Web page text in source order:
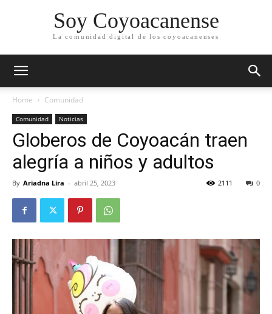
Soy Coyoacanense
La comunidad digital de los coyoacanenses
Home Comunidad
Comunidad Noticias
Globeros de Coyoacán traen
alegría a niños y adultos
By Ariadna Lira - abril 25, 2023 0
2111